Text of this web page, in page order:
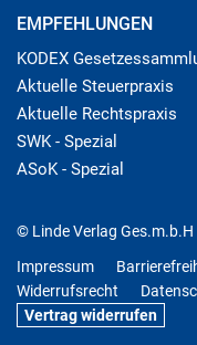
EMPFEHLUNGEN
KODEX
Aktuelle Steuerpraxis
Aktuelle Rechtspraxis
SWK - Spezial
ASoK - Spezial
© Linde Verlag Ges.m.b.H
Impressum
Widerrufsrecht
Vertrag widerrufen